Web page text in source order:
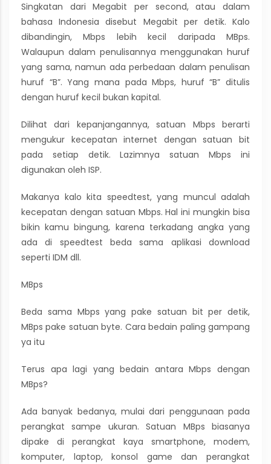
Singkatan dari Megabit per second, atau dalam
bahasa Indonesia disebut Megabit per detik. Kalo
dibandingin, Mbps lebih kecil daripada MBps.
Walaupun dalam penulisannya menggunakan huruf
yang sama, namun ada perbedaan dalam penulisan
huruf “B”. Yang mana pada Mbps, huruf “B” ditulis
dengan huruf kecil bukan kapital.
Dilihat dari kepanjangannya, satuan Mbps berarti
mengukur kecepatan internet dengan satuan bit
pada setiap detik. Lazimnya satuan Mbps ini
digunakan oleh ISP.
Makanya kalo kita speedtest, yang muncul adalah
kecepatan dengan satuan Mbps. Hal ini mungkin bisa
bikin kamu bingung, karena terkadang angka yang
ada di speedtest beda sama aplikasi download
seperti IDM dll.
MBps
Beda sama Mbps yang pake satuan bit per detik,
MBps pake satuan byte. Cara bedain paling gampang
ya itu
Terus apa lagi yang bedain antara Mbps dengan
MBps?
Ada banyak bedanya, mulai dari penggunaan pada
perangkat sampe ukuran. Satuan MBps biasanya
dipake di perangkat kaya smartphone, modem,
komputer, laptop, konsol game dan perangkat